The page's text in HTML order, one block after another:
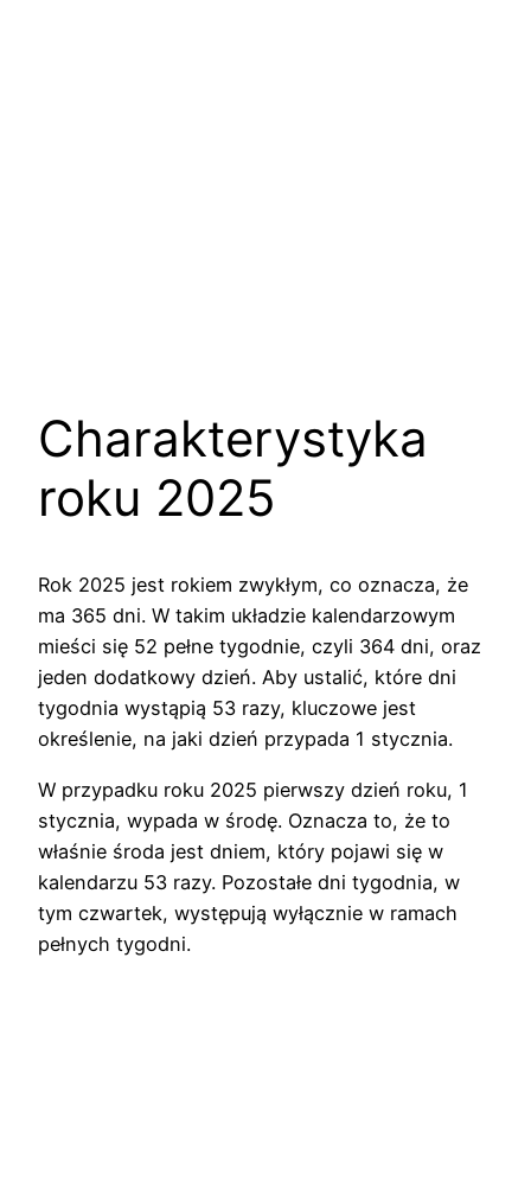
Charakterystyka
roku 2025
Rok 2025 jest rokiem zwykłym, co oznacza, że
ma 365 dni. W takim układzie kalendarzowym
mieści się 52 pełne tygodnie, czyli 364 dni, oraz
jeden dodatkowy dzień. Aby ustalić, które dni
tygodnia wystąpią 53 razy, kluczowe jest
określenie, na jaki dzień przypada 1 stycznia.
W przypadku roku 2025 pierwszy dzień roku, 1
stycznia, wypada w środę. Oznacza to, że to
właśnie środa jest dniem, który pojawi się w
kalendarzu 53 razy. Pozostałe dni tygodnia, w
tym czwartek, występują wyłącznie w ramach
pełnych tygodni.